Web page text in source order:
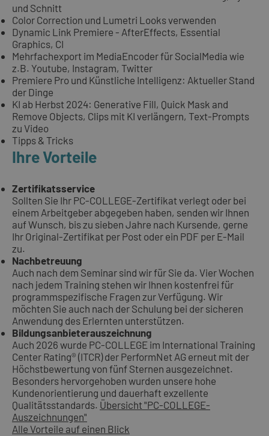
und Schnitt
Color Correction und Lumetri Looks verwenden
Dynamic Link Premiere - AfterEffects, Essential
Graphics, CI
Mehrfachexport im MediaEncoder für SocialMedia wie
z.B. Youtube, Instagram, Twitter
Premiere Pro und Künstliche Intelligenz: Aktueller Stand
der Dinge
KI ab Herbst 2024: Generative Fill, Quick Mask and
Remove Objects, Clips mit KI verlängern, Text-Prompts
zu Video
Tipps & Tricks
Ihre Vorteile
Zertifikatsservice
Sollten Sie Ihr PC-COLLEGE-Zertifikat verlegt oder bei
einem Arbeitgeber abgegeben haben, senden wir Ihnen
auf Wunsch, bis zu sieben Jahre nach Kursende, gerne
Ihr Original-Zertifikat per Post oder ein PDF per E-Mail
zu.
Nachbetreuung
Auch nach dem Seminar sind wir für Sie da. Vier Wochen
nach jedem Training stehen wir Ihnen kostenfrei für
programmspezifische Fragen zur Verfügung. Wir
möchten Sie auch nach der Schulung bei der sicheren
Anwendung des Erlernten unterstützen.
Bildungsanbieterauszeichnung
Auch 2026 wurde PC-COLLEGE im International Training
Center Rating® (ITCR) der PerformNet AG erneut mit der
Höchstbewertung von fünf Sternen ausgezeichnet.
Besonders hervorgehoben wurden unsere hohe
Kundenorientierung und dauerhaft exzellente
Qualitätsstandards. Übersicht "PC-COLLEGE-
Auszeichnungen"
Alle Vorteile auf einen Blick